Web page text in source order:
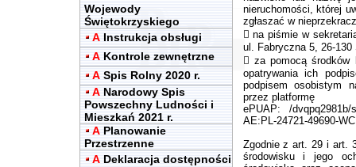
Wojewody
Świętokrzyskiego
A Instrukcja obsługi
A Kontrole zewnętrzne
A Spis Rolny 2020 r.
A Narodowy Spis
Powszechny Ludności i
Mieszkań 2021 r.
A Planowanie
Przestrzenne
A Deklaracja dostępności
nieruchomości, której
zgłaszać w
 na piśmie w
ul. Fabryczna 5, 26-130
 za pomocą środków
opatrywania ich
podpisem osobistym
przez platformę
ePUAP: /
AE:PL-24721-49690-
Zgodnie z art. 29 i art.
środowisku i jego